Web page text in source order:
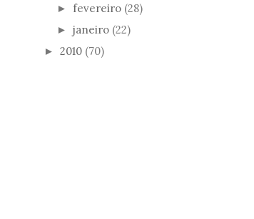
► fevereiro (28)
► janeiro (22)
► 2010 (70)